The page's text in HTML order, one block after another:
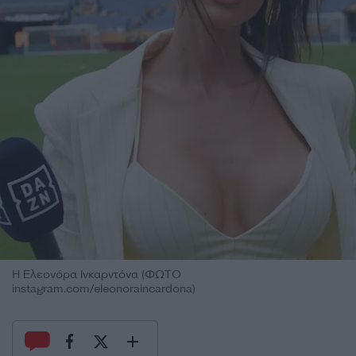
Η Ελεονόρα Ινκαρντόνα (ΦΩΤΟ
instagram.com/eleonoraincardona)